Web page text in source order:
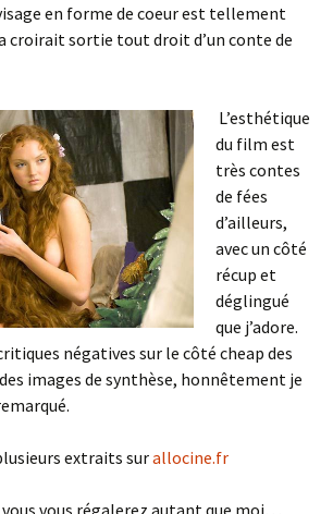
en forme de coeur est tellement
croirait sortie tout droit d’un conte de
L’esthétique
du film est
très contes
de fées
d’ailleurs,
avec un côté
récup et
déglingué
que j’adore.
négatives sur le côté cheap des
images de synthèse, honnêtement je
extraits surallocine.fr
vous vous régalerez autant que moi…